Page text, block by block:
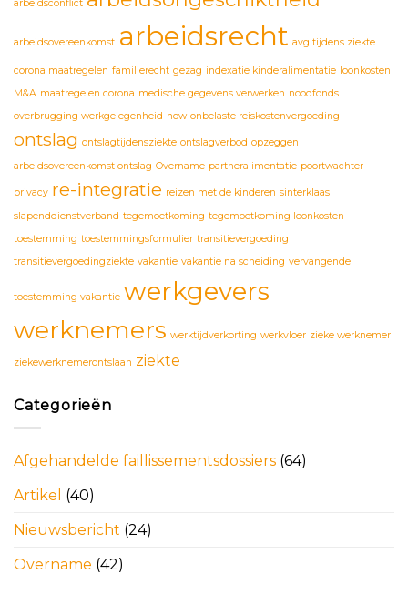
arbeidsconflict
arbeidsovereenkomst arbeidsrecht avg tijdens ziekte
corona maatregelen familierecht gezag indexatie kinderalimentatie loonkosten
M&A maatregelen corona medische gegevens verwerken noodfonds
overbrugging werkgelegenheid now onbelaste reiskostenvergoeding
ontslag ontslagtijdensziekte ontslagverbod opzeggen
arbeidsovereenkomst ontslag Overname partneralimentatie poortwachter
privacy re-integratie reizen met de kinderen sinterklaas
slapenddienstverband tegemoetkoming tegemoetkoming loonkosten
toestemming toestemmingsformulier transitievergoeding
transitievergoedingziekte vakantie vakantie na scheiding vervangende
toestemming vakantie werkgevers
werknemers werktijdverkorting werkvloer zieke werknemer
ziekewerknemerontslaan ziekte
Categorieën
Afgehandelde faillissementsdossiers (64)
Artikel (40)
Nieuwsbericht (24)
Overname (42)